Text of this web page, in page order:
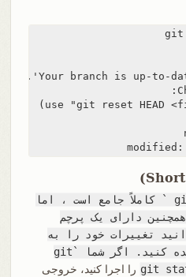
$ git add CONTRIBUTING.md
git ` کاملاً جامع است ، اما
دارای یک پرچم
تغییرات خود را به
روشی جمع و جور تر مشاهده کنید. اگر شما `git
git را اجرا کنید، خروجی